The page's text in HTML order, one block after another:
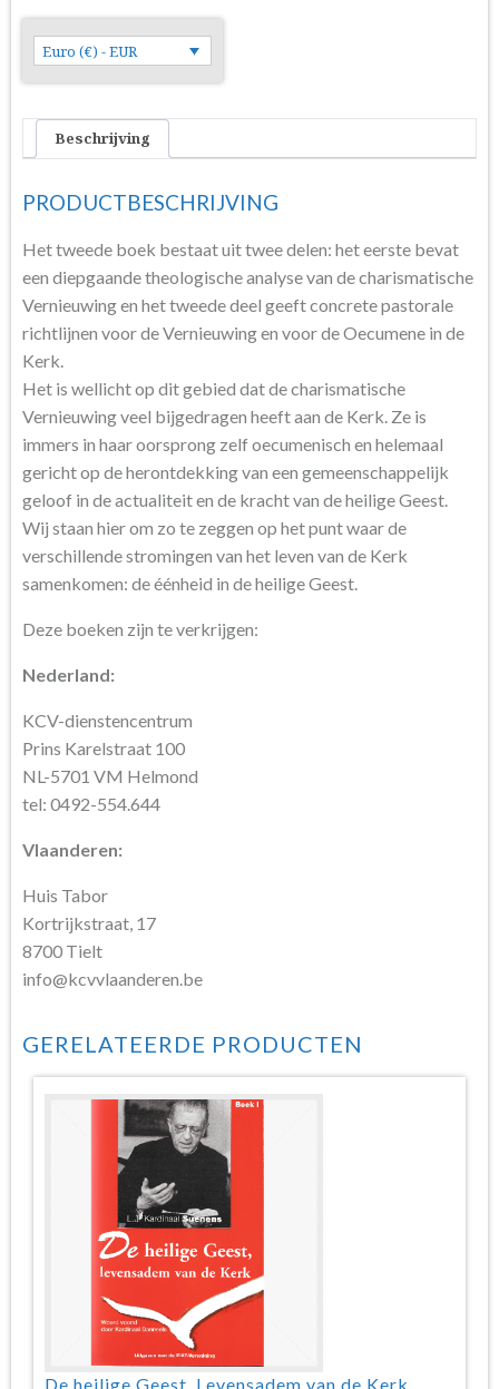
Euro (€) - EUR
Beschrijving
PRODUCTBESCHRIJVING
Het tweede boek bestaat uit twee delen: het eerste bevat
een diepgaande theologische analyse van de charismatische
Vernieuwing en het tweede deel geeft concrete pastorale
richtlijnen voor de Vernieuwing en voor de Oecumene in de
Kerk.
Het is wellicht op dit gebied dat de charismatische
Vernieuwing veel bijgedragen heeft aan de Kerk. Ze is
immers in haar oorsprong zelf oecumenisch en helemaal
gericht op de herontdekking van een gemeenschappelijk
geloof in de actualiteit en de kracht van de heilige Geest.
Wij staan hier om zo te zeggen op het punt waar de
verschillende stromingen van het leven van de Kerk
samenkomen: de éénheid in de heilige Geest.
Deze boeken zijn te verkrijgen:
Nederland:
KCV-dienstencentrum
Prins Karelstraat 100
NL-5701 VM Helmond
tel: 0492-554.644
Vlaanderen:
Huis Tabor
Kortrijkstraat, 17
8700 Tielt
info@kcvvlaanderen.be
GERELATEERDE PRODUCTEN
De heilige Geest. Levensadem van de Kerk